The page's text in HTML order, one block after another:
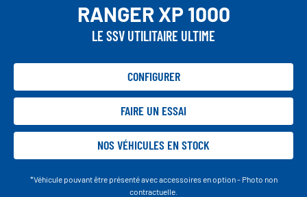
RANGER XP 1000
LE SSV UTILITAIRE ULTIME
CONFIGURER
FAIRE UN ESSAI
NOS VÉHICULES EN STOCK
*Véhicule pouvant être présenté avec accessoires en option - Photo non
contractuelle.